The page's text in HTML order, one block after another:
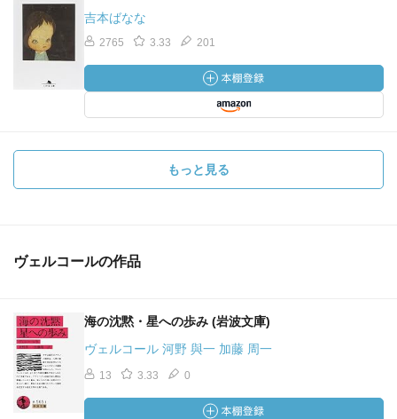
吉本ばなな
2765 3.33 201
もっと見る
ヴェルコールの作品
海の沈黙・星への歩み (岩波文庫)
ヴェルコール 河野 與一 加藤 周一
13 3.33 0